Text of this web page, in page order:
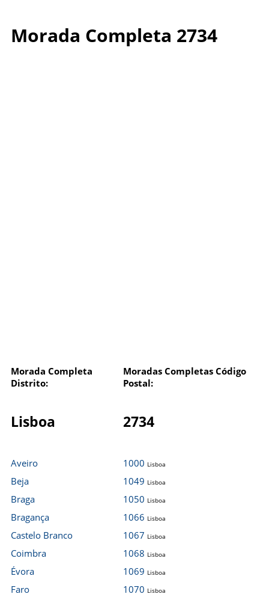
Morada Completa 2734
Morada Completa
Distrito:
Moradas Completas Código
Postal:
Lisboa 2734
Aveiro
Beja
Braga
Bragança
Castelo Branco
Coimbra
Évora
Faro
1000 Lisboa
1049 Lisboa
1050 Lisboa
1066 Lisboa
1067 Lisboa
1068 Lisboa
1069 Lisboa
1070 Lisboa